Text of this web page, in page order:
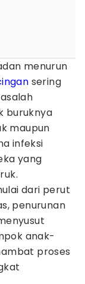
menurun
sering
buruknya
maupun
infeksi
yang
dari perut
penurunan
anak-
proses